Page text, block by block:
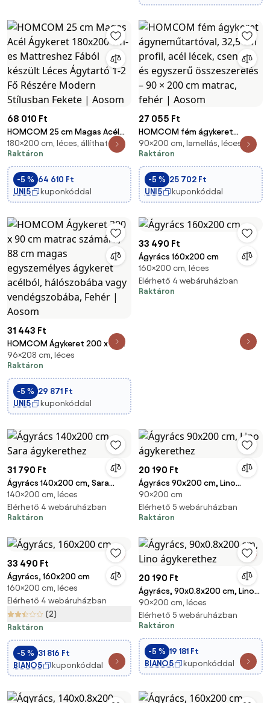
68 010 Ft
HOMCOM 25 cm Magas Acél
Ágykeret 180x200 cm-es
Mattreshez Fából készült Léces
Ágytartó 1-2 Fő Részére
Modern Stílusban Fekete |
Aosom
180×200 cm, léces, állítható
Raktáron
-5 % 64 610 Ft
UNI5
kuponkóddal
27 055 Ft
HOMCOM fém ágykeret
ágyneműtartóval, 32,5 cm
profil, acél lécek, csendes és
egyszerű összeszerelés – 90 ×
200 cm matrac, fehér | Aosom
90×200 cm, lamellás, léces
Raktáron
-5 % 25 702 Ft
UNI5
kuponkóddal
31 443 Ft
HOMCOM Ágykeret 200 x 90
cm matrac számára, 88 cm
magas egyszemélyes ágykeret
acélból, hálószobába vagy
vendégszobába, Fehér | Aosom
96×208 cm, léces
Raktáron
-5 % 29 871 Ft
UNI5
kuponkóddal
33 490 Ft
Ágyrács 160x200 cm
160×200 cm, léces
Elérhető 4 webáruházban
Raktáron
31 790 Ft
Ágyrács 140x200 cm, Sara
ágykerethez
140×200 cm, léces
Elérhető 4 webáruházban
Raktáron
20 190 Ft
Ágyrács 90x200 cm, Lino
ágykerethez
90×200 cm
Elérhető 5 webáruházban
Raktáron
33 490 Ft
Ágyrács, 160x200 cm
160×200 cm, léces
Elérhető 4 webáruházban
(2)
Raktáron
-5 % 31 816 Ft
BIANO5
kuponkóddal
20 190 Ft
Ágyrács, 90x0.8x200 cm, Lino
ágykerethez
90×200 cm, léces
Elérhető 5 webáruházban
Raktáron
-5 % 19 181 Ft
BIANO5
kuponkóddal